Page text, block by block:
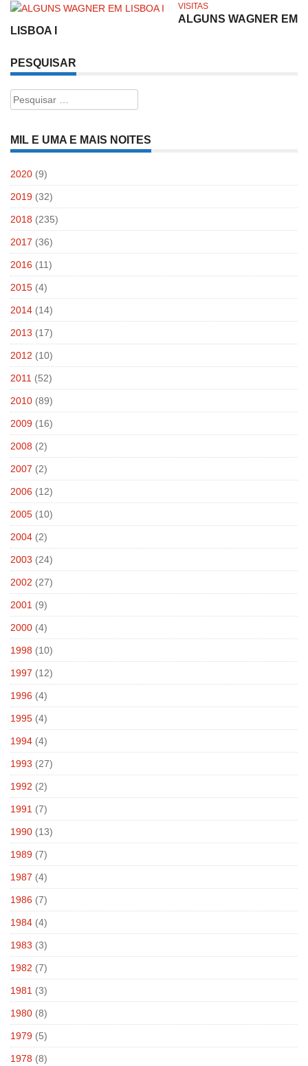
VISITAS
ALGUNS WAGNER EM
LISBOA I
PESQUISAR
Pesquisar
por:
MIL E UMA E MAIS NOITES
2020 (9)
2019 (32)
2018 (235)
2017 (36)
2016 (11)
2015 (4)
2014 (14)
2013 (17)
2012 (10)
2011 (52)
2010 (89)
2009 (16)
2008 (2)
2007 (2)
2006 (12)
2005 (10)
2004 (2)
2003 (24)
2002 (27)
2001 (9)
2000 (4)
1998 (10)
1997 (12)
1996 (4)
1995 (4)
1994 (4)
1993 (27)
1992 (2)
1991 (7)
1990 (13)
1989 (7)
1987 (4)
1986 (7)
1984 (4)
1983 (3)
1982 (7)
1981 (3)
1980 (8)
1979 (5)
1978 (8)